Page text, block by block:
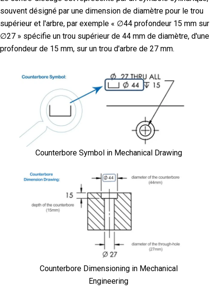
souvent désigné par une dimension de diamètre pour le trou
supérieur et l'arbre, par exemple « ∅44 profondeur 15 mm sur
∅27 » spécifie un trou supérieur de 44 mm de diamètre, d'une
profondeur de 15 mm, sur un trou d'arbre de 27 mm.
Counterbore Symbol in Mechanical Drawing
Counterbore Dimensioning in Mechanical
Engineering